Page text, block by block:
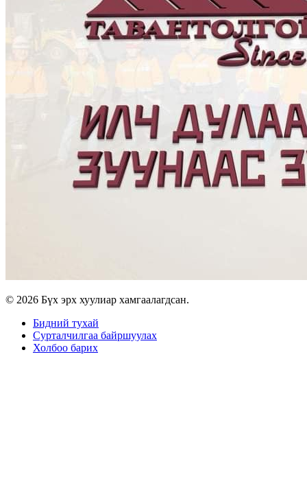
© 2026 Бүх эрх хуулиар хамгаалагдсан.
Бидний тухай
Сурталчилгаа байршуулах
Холбоо барих